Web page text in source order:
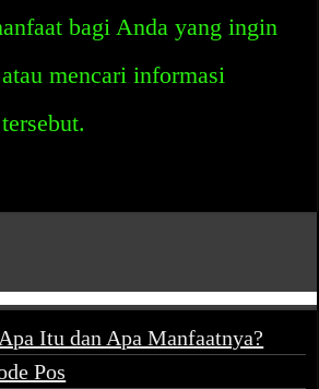
bagi Anda yang ingin
mencari informasi
Itu dan Apa Manfaatnya?
Pos